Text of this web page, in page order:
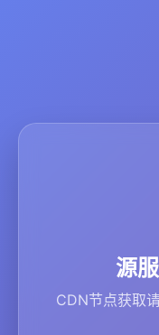
源
CDN节点获取